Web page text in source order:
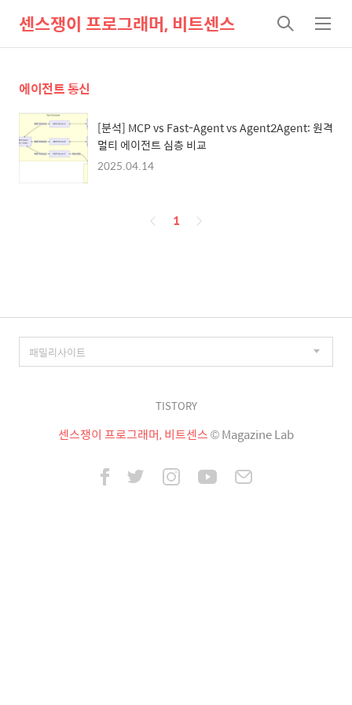
센스쟁이 프로그래머, 비트센스
검
색
메
뉴
에이전트 통신
[분석] MCP vs Fast-Agent vs Agent2Agent: 원격
멀티 에이전트 심층 비교
2025.04.14
페
1
TISTORY
센스쟁이 프로그래머, 비트센스© Magazine Lab